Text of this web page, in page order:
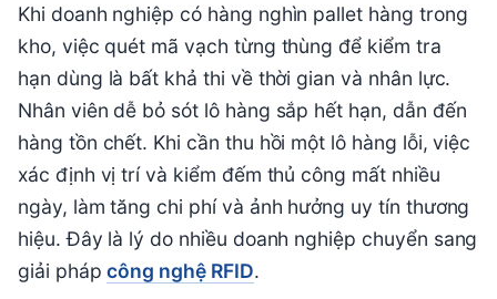
Khi doanh nghiệp có hàng nghìn pallet hàng trong
kho, việc quét mã vạch từng thùng để kiểm tra
hạn dùng là bất khả thi về thời gian và nhân lực.
Nhân viên dễ bỏ sót lô hàng sắp hết hạn, dẫn đến
hàng tồn chết. Khi cần thu hồi một lô hàng lỗi, việc
xác định vị trí và kiểm đếm thủ công mất nhiều
ngày, làm tăng chi phí và ảnh hưởng uy tín thương
hiệu. Đây là lý do nhiều doanh nghiệp chuyển sang
giải phápcông nghệ RFID.